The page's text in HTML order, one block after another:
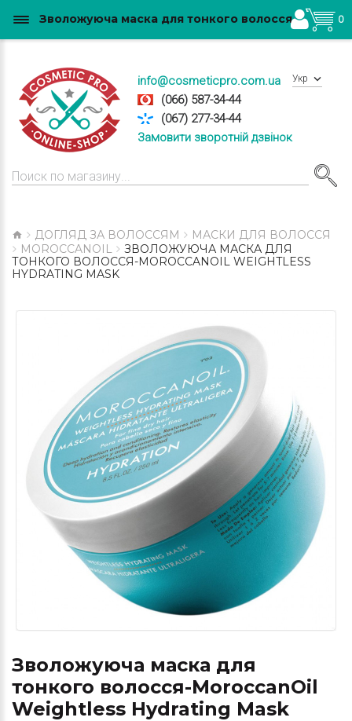
info@cosmeticpro.com.ua
(066) 587-34-44
(067) 277-34-44
Замовити зворотній дзвінок
Укр
0
ДОГЛЯД ЗА ВОЛОССЯМ
МАСКИ ДЛЯ ВОЛОССЯ
MOROCCANOIL
ЗВОЛОЖУЮЧА МАСКА ДЛЯ
ТОНКОГО ВОЛОССЯ-MOROCCANOIL WEIGHTLESS
HYDRATING MASK
Зволожуюча маска для
тонкого волосся-MoroccanOil
Weightless Hydrating Mask
Зволожуюча маска для тонкого волосся-MoroccanOil Weightless Hydrating Mask купити в Україні